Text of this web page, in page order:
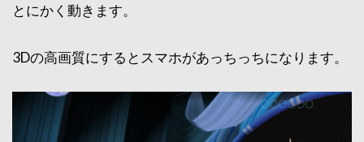
とにかく動きます。
3Dの高画質にするとスマホがあっちっちになります。